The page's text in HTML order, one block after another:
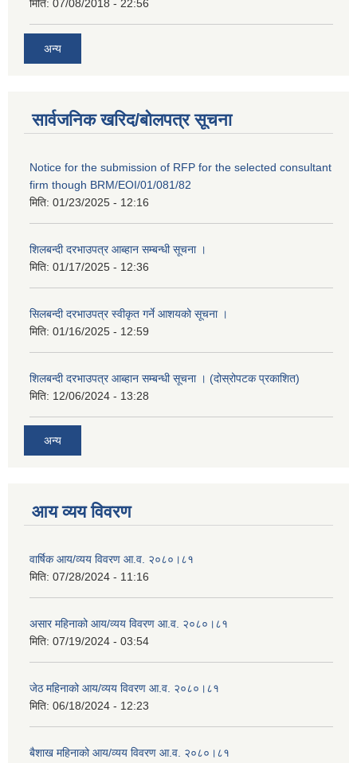
मिति: 07/08/2018 - 22:56
अन्य
सार्वजनिक खरिद/बोलपत्र सूचना
Notice for the submission of RFP for the selected consultant
firm though BRM/EOI/01/081/82
मिति: 01/23/2025 - 12:16
शिलबन्दी दरभाउपत्र आब्हान सम्बन्धी सूचना ।
मिति: 01/17/2025 - 12:36
सिलबन्दी दरभाउपत्र स्वीकृत गर्ने आशयको सूचना ।
मिति: 01/16/2025 - 12:59
शिलबन्दी दरभाउपत्र आब्हान सम्बन्धी सूचना । (दोस्रोपटक प्रकाशित)
मिति: 12/06/2024 - 13:28
अन्य
आय व्यय विवरण
वार्षिक आय/व्यय विवरण आ.व. २०८०।८१
मिति: 07/28/2024 - 11:16
असार महिनाको आय/व्यय विवरण आ.व. २०८०।८१
मिति: 07/19/2024 - 03:54
जेठ महिनाको आय/व्यय विवरण आ.व. २०८०।८१
मिति: 06/18/2024 - 12:23
बैशाख महिनाको आय/व्यय विवरण आ.व. २०८०।८१